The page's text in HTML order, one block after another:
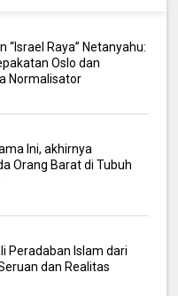
“Israel Raya” Netanyahu:
Oslo dan
Normalisator
Ini, akhirnya
Orang Barat di Tubuh
Peradaban Islam dari
dan Realitas